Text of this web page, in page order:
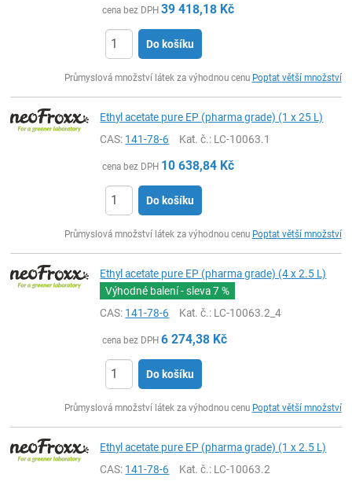
cena bez DPH 39 418,18 Kč
Do košíku
Průmyslová množství látek za výhodnou cenu Poptat větší množství
Ethyl acetate pure EP (pharma grade) (1 x 25 L)
CAS: 141-78-6 Kat. č.: LC-10063.1
cena bez DPH 10 638,84 Kč
Do košíku
Průmyslová množství látek za výhodnou cenu Poptat větší množství
Ethyl acetate pure EP (pharma grade) (4 x 2.5 L)
Výhodné balení - sleva7 %
CAS: 141-78-6 Kat. č.: LC-10063.2_4
cena bez DPH 6 274,38 Kč
Do košíku
Průmyslová množství látek za výhodnou cenu Poptat větší množství
Ethyl acetate pure EP (pharma grade) (1 x 2.5 L)
CAS: 141-78-6 Kat. č.: LC-10063.2